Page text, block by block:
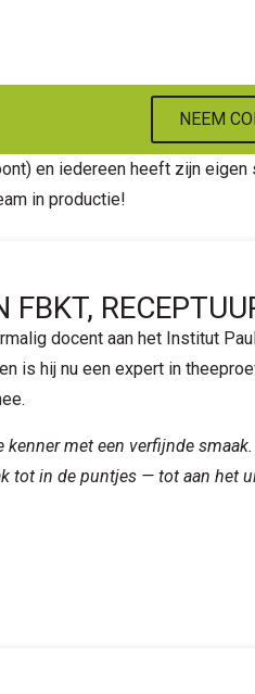
NEEM
en iedereen heeft zijn
in productie!
FBKT,
docent aan het Institut
is hij nu een expert in
met een verfijnde
tot in de puntjes — tot aan het